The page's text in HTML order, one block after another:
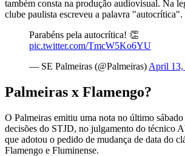
também consta na produção audiovisual. Na
clube paulista escreveu a palavra "autocrítica".
Parabéns pela autocrítica! 👏
pic.twitter.com/TmcW5Ko6YU
— SE Palmeiras (@Palmeiras) April 13,
Palmeiras x Flamengo?
O Palmeiras emitiu uma nota no último
decisões do STJD, no julgamento do técnico
que adotou o pedido de mudança de data do
Flamengo e Fluminense.